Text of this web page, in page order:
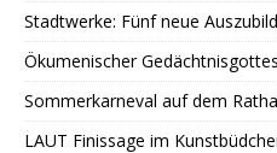
Stadtwerke: Fünf neue
Ökumenischer
Sommerkarneval auf dem
LAUT Finissage im